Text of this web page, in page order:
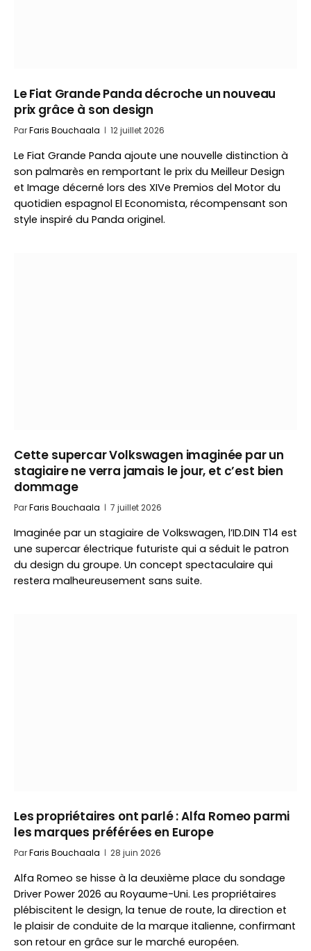
Le Fiat Grande Panda décroche un nouveau
prix grâce à son design
ParFaris Bouchaala 12 juillet 2026
Le Fiat Grande Panda ajoute une nouvelle distinction à
son palmarès en remportant le prix du Meilleur Design
et Image décerné lors des XIVe Premios del Motor du
quotidien espagnol El Economista, récompensant son
style inspiré du Panda originel.
Cette supercar Volkswagen imaginée par un
stagiaire ne verra jamais le jour, et c’est bien
dommage
ParFaris Bouchaala 7 juillet 2026
Imaginée par un stagiaire de Volkswagen, l’ID.DIN T14 est
une supercar électrique futuriste qui a séduit le patron
du design du groupe. Un concept spectaculaire qui
restera malheureusement sans suite.
Les propriétaires ont parlé : Alfa Romeo parmi
les marques préférées en Europe
ParFaris Bouchaala 28 juin 2026
Alfa Romeo se hisse à la deuxième place du sondage
Driver Power 2026 au Royaume-Uni. Les propriétaires
plébiscitent le design, la tenue de route, la direction et
le plaisir de conduite de la marque italienne, confirmant
son retour en grâce sur le marché européen.